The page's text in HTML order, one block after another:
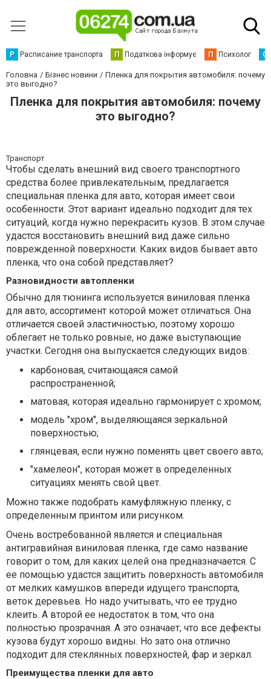
Р Расписание транспорта П Податкова інформує П Психолог С
Головна Бізнес новини
Пленка для покрытия автомобиля: почему
это выгодно?
Пленка для покрытия автомобиля: почему
это выгодно?
Транспорт
Чтобы сделать внешний вид своего транспортного
средства более привлекательным, предлагается
специальная пленка для авто, которая имеет свои
особенности. Этот вариант идеально подходит для тех
ситуаций, когда нужно перекрасить кузов. В этом случае
удастся восстановить внешний вид даже сильно
поврежденной поверхности. Каких видов бывает авто
пленка, что она собой представляет?
Разновидности автопленки
Обычно для тюнинга используется виниловая пленка
для авто, ассортимент которой может отличаться. Она
отличается своей эластичностью, поэтому хорошо
облегает не только ровные, но даже выступающие
участки. Сегодня она выпускается следующих видов:
карбоновая, считающаяся самой
распространенной;
матовая, которая идеально гармонирует с хромом;
модель "хром", выделяющаяся зеркальной
поверхностью;
глянцевая, если нужно поменять цвет своего авто;
"хамелеон", которая может в определенных
ситуациях менять свой цвет.
Можно также подобрать камуфляжную пленку, с
определенным принтом или рисунком.
Очень востребованной является и специальная
антигравийная виниловая пленка, где само название
говорит о том, для каких целей она предназначается. С
ее помощью удастся защитить поверхность автомобиля
от мелких камушков впереди идущего транспорта,
веток деревьев. Но надо учитывать, что ее трудно
клеить. А второй ее недостаток в том, что она
полностью прозрачная. А это означает, что все дефекты
кузова будут хорошо видны. Но зато она отлично
подходит для стеклянных поверхностей, фар и зеркал.
Преимущества пленки для авто